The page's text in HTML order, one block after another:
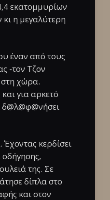
εκατομμυρίων
η μεγαλύτερη
έναν από τους
-τον Τζον
στη χώρα.
για αρκετό
κερδίσει
οδήγησης,
της. Σε
δίπλα στο
και στον